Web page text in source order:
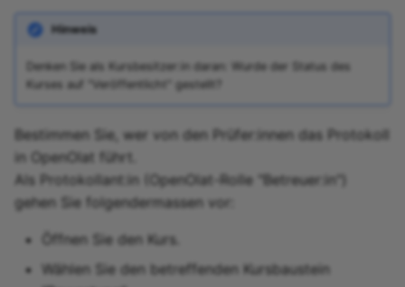
Hinweis
Denken Sie als Kursbesitzer:in daran: Wurde der Status des
Kurses auf "Veröffentlicht" gestellt?
Bestimmen Sie, wer von den Prüfer:innen das Protokoll
in OpenOlat führt.
Als Protokollant:in (OpenOlat-Rolle "Betreuer:in")
gehen Sie folgendermassen vor:
Öffnen Sie den Kurs.
Wählen Sie den betreffenden Kursbaustein